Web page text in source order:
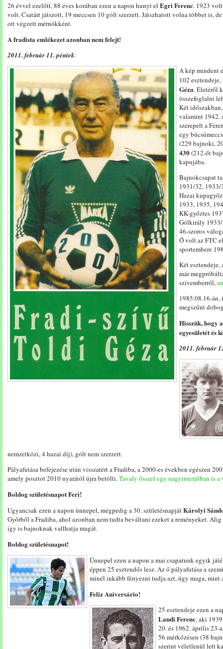
26 évvel ezelőtt, 88 éves korában ezen a napon hunyt el Egri Ferenc. 1923
volt. Csatárt játszott, 19 meccsen 10 gólt szerzett. Játszhatott volna többet is,
ott végzett mérnökként.
A fradista emlékezet azonban nem felejt!
2011. február 11. péntek:
A kép mindent
102
Géza. Életéről
összefoglalni
Két
valamint 1942.
szerepelt a
egy
(229 bajnoki,
430(212-őt
kapujába.
Bajnokcsapat
1931/32,
Hazai
1933, 1935,
KK-győztes
Gólkirály
46-szoros
Ő volt az FTC
sportembere
Két esztendeje,
már
szívemberről,
1985.08.16-án,
megszűnt
Hisszük, hogy
egyesületét és
2011. február
nemzetközi, 4 hazai díj), gólt nem szerzett.
Pályafutása befejezése után visszatért a Fradiba, a 2000-es években egészen
amely posztot 2010 nyarától újra betölti.Tavaly ősszel egy nagyinterjúban is
Boldog születésnapot Feri!
Ugyancsak ezen a napon ünnepel, mégpedig a 30. születésnapjátKárolyi
Győrből a Fradiba, ahol azonban nem tudta beváltani ezeket a reményeket.
így is bajnoknak vallhatja magát.
Boldog születésnapot!
Ünnepel ezen a napon a mai csapatunk egyik
éppen 25 esztendős lesz. Az ő pályafutása a
minél inkább fényezni tudja azt, úgy maga, mint
Feliz Aniversário!
25 esztendeje ezen a
Landi Ferenc, aki
20. és 1962. április 23-
56 mérkőzésen (38
szerint véletlenül lett